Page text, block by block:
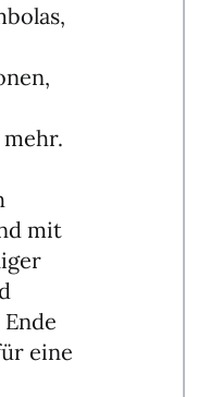
mit
eine